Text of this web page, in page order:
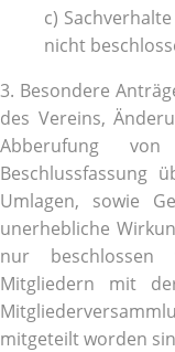
c)
nicht
3. Besondere
des Vereins,
Abberufung
Beschlussfassung
Umlagen, sowie
unerhebliche
nur
Mitgliedern mit
mitgeteilt worden